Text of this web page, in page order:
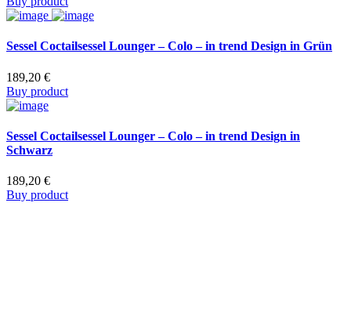
Sessel Coctailsessel Lounger – Colo – in trend Design in Grün
189,20 €
Buy product
Sessel Coctailsessel Lounger – Colo – in trend Design in
Schwarz
189,20 €
Buy product